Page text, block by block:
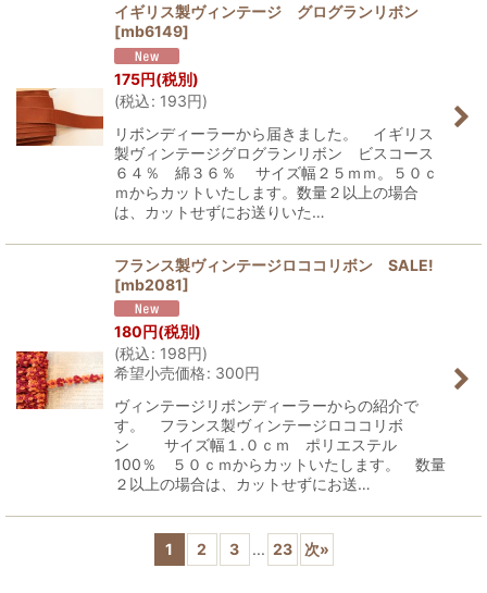
イギリス製ヴィンテージ グログランリボン
[mb6149]
175円(税別)
(税込: 193円)
リボンディーラーから届きました。 イギリス
製ヴィンテージグログランリボン ビスコース
６４％ 綿３６％ サイズ幅２５ｍｍ。５０ｃ
ｍからカットいたします。数量２以上の場合
は、カットせずにお送りいた…
フランス製ヴィンテージロココリボン SALE!
[mb2081]
180円(税別)
(税込: 198円)
希望小売価格: 300円
ヴィンテージリボンディーラーからの紹介で
す。 フランス製ヴィンテージロココリボ
ン サイズ幅１.０ｃｍ ポリエステル
100％ ５０ｃｍからカットいたします。 数量
２以上の場合は、カットせずにお送…
1 2 3 ... 23 次»